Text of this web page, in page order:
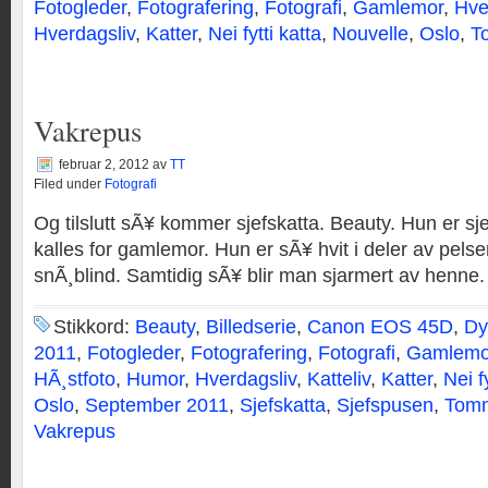
Fotogleder, Fotografering, Fotografi, Gamlemor,
Hverdagsliv, Katter, Nei fytti katta, Nouvelle, Oslo,
Vakrepus
februar 2, 2012 av TT
Filed under Fotografi
Og tilslutt sÃ¥ kommer sjefskatta. Beauty. Hun er
kalles for gamlemor. Hun er sÃ¥ hvit i deler av
snÃ¸blind. Samtidig sÃ¥ blir man sjarmert av henne.
Stikkord: Beauty, Billedserie, Canon EOS 45D,
2011, Fotogleder, Fotografering, Fotografi,
HÃ¸stfoto, Humor, Hverdagsliv, Katteliv, Katter, Nei
Oslo, September 2011, Sjefskatta, Sjefspusen,
Vakrepus